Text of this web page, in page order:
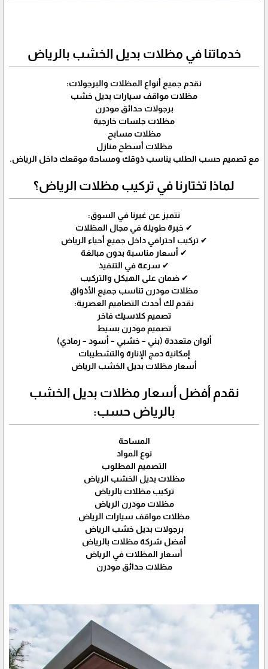
خدماتنا في مظلات بديل الخشب بالرياض
نقدم جميع أنواع المظلات والبرجولات:
مظلات مواقف سيارات بديل خشب
برجولات حدائق مودرن
مظلات جلسات خارجية
مظلات مسابح
مظلات أسطح منازل
مع تصميم حسب الطلب يناسب ذوقك ومساحة موقعك داخل الرياض.
لماذا تختارنا في تركيب مظلات الرياض؟
نتميز عن غيرنا في السوق:
✔ خبرة طويلة في مجال المظلات
✔ تركيب احترافي داخل جميع أحياء الرياض
✔ أسعار مناسبة بدون مبالغة
✔ سرعة في التنفيذ
✔ ضمان على الهيكل والتركيب
مظلات مودرن تناسب جميع الأذواق
نقدم لك أحدث التصاميم العصرية:
تصميم كلاسيك فاخر
تصميم مودرن بسيط
ألوان متعددة (بني – خشبي – أسود – رمادي)
إمكانية دمج الإنارة والتشطيبات
أسعار مظلات بديل الخشب الرياض
نقدم أفضل أسعار مظلات بديل الخشب
بالرياض حسب:
المساحة
نوع المواد
التصميم المطلوب
مظلات بديل الخشب الرياض
تركيب مظلات بالرياض
مظلات مودرن الرياض
مظلات مواقف سيارات الرياض
برجولات بديل خشب الرياض
أفضل شركة مظلات بالرياض
أسعار المظلات في الرياض
مظلات حدائق مودرن